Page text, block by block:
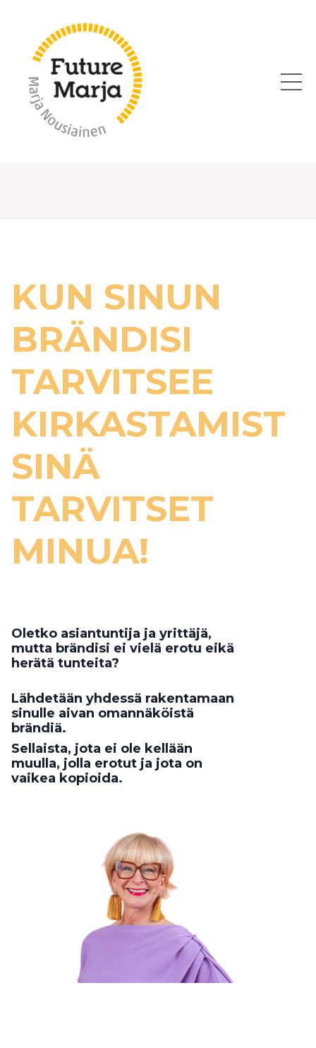
KUN SINUN
BRÄNDISI
TARVITSEE
SINÄ
TARVITSET
MINUA!
Oletko asiantuntija ja yrittäjä,
mutta brändisi ei vielä erotu eikä
herätä tunteita?
Lähdetään yhdessä rakentamaan
sinulle aivan omannäköistä
brändiä.
Sellaista, jota ei ole kellään
muulla, jolla erotut ja jota on
vaikea kopioida.